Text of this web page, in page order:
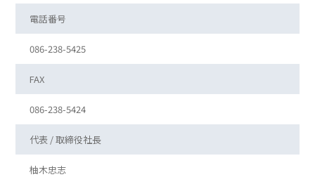
電話番号
086-238-5425
FAX
086-238-5424
代表 / 取締役社長
柚木忠志